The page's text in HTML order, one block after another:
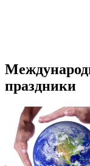
праздники